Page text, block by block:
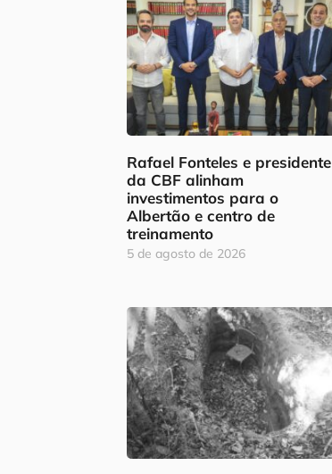
Rafael Fonteles e presidente
da CBF alinham
investimentos para o
Albertão e centro de
treinamento
5 de agosto de 2026